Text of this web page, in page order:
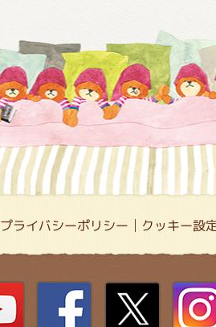
プライバシーポリシー クッキー設